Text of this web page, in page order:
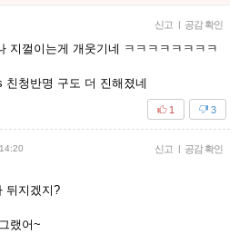
신고 공감 확인
지껄이는게 개웃기네 ㅋㅋㅋㅋㅋㅋㅋㅋ
청반명 구도 더 진해졌네
3
1
신고 공감 확인
뒤지겠지?
랬어~